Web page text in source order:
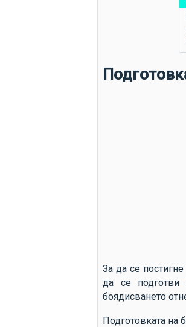
За да се
да се подготви
боядисването
Подготовката на